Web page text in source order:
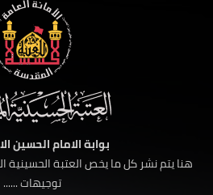
بوابة الامام الحسين
هنا يتم نشر كل ما يخص العتبة الحسينية
توجيهات ......